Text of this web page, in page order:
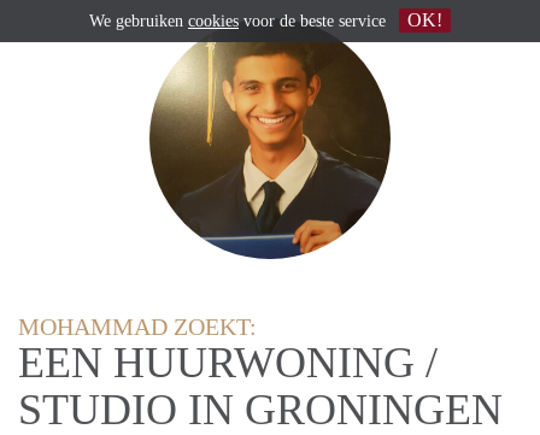
MOHAMMAD ZOEKT:
EEN HUURWONING /
STUDIO IN GRONINGEN
We gebruiken cookies voor de beste service OK!